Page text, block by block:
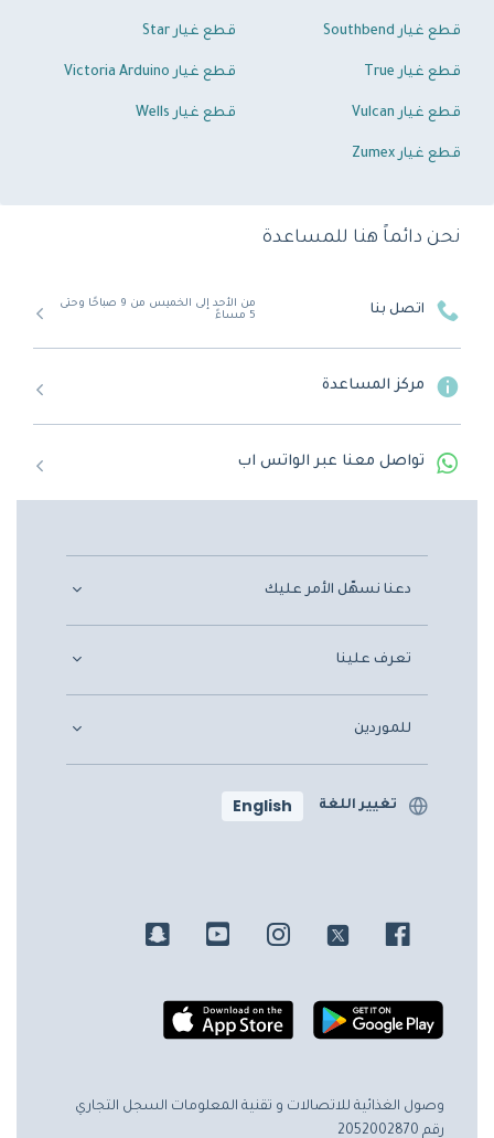
قطع غيار Southbend قطع غيار Star
قطع غيار True قطع غيار Victoria Arduino
قطع غيار Vulcan قطع غيار Wells
قطع غيار Zumex
نحن دائماً هنا للمساعدة
اتصل بنا
من الأحد إلى الخميس من 9 صباحًا وحتى
5 مساءً
مركز المساعدة
تواصل معنا عبر الواتس اب
دعنا نسهّل الأمر عليك
تعرف علينا
للموردين
تغيير اللغة English
وصول الغذائية للاتصالات و تقنية المعلومات السجل التجاري
رقم 2052002870